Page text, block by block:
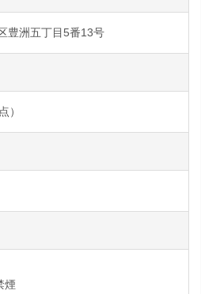
豊洲五丁目5番13号
）
煙